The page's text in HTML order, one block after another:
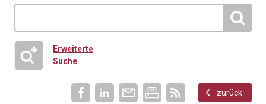
Erweiterte
Suche
zurück